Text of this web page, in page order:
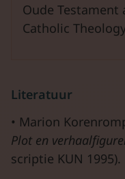
Oude Testament
Catholic
Literatuur
• Marion
Plot en
scriptie KUN 1995).